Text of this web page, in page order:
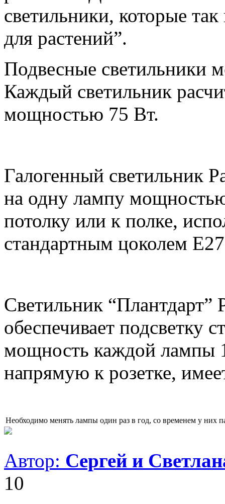
светильники, которые
для растений”.
Подвесные светильники
Каждый светильник
мощностью 75 Вт.
Галогенный светильник
на одну лампу
потолку или к полке,
стандартным цоколем
Светильник “Плантдарт”
обеспечивает подсветку
мощность каждой лампы
напрямую к розетке,
Необходимо менять лампы один раз в год, со временем у них
Автор: Сергей и
10